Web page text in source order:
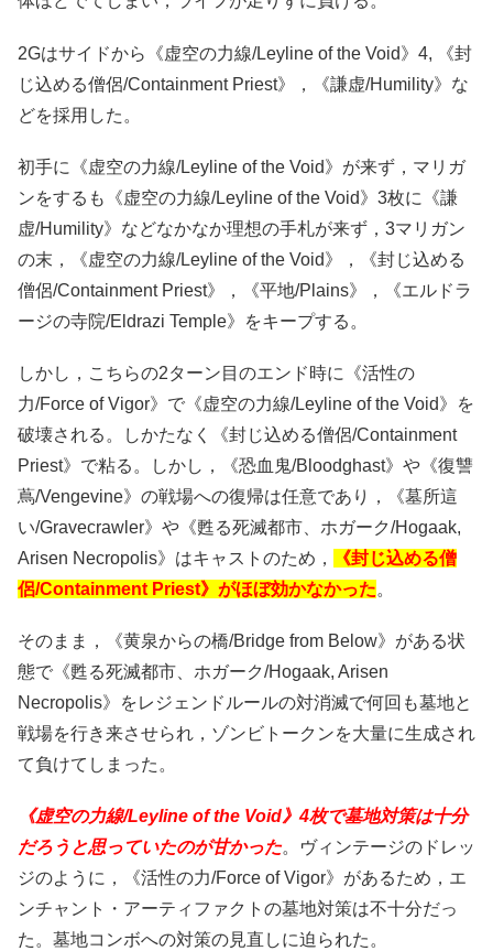
2Gはサイドから《虚空の力線/Leyline of the Void》4, 《封
じ込める僧侶/Containment Priest》，《謙虚/Humility》な
どを採用した。
初手に《虚空の力線/Leyline of the Void》が来ず，マリガ
ンをするも《虚空の力線/Leyline of the Void》3枚に《謙
虚/Humility》などなかなか理想の手札が来ず，3マリガン
の末，《虚空の力線/Leyline of the Void》，《封じ込める
僧侶/Containment Priest》，《平地/Plains》，《エルドラ
ージの寺院/Eldrazi Temple》をキープする。
しかし，こちらの2ターン目のエンド時に《活性の
力/Force of Vigor》で《虚空の力線/Leyline of the Void》を
破壊される。しかたなく《封じ込める僧侶/Containment
Priest》で粘る。しかし，《恐血鬼/Bloodghast》や《復讐
蔦/Vengevine》の戦場への復帰は任意であり，《墓所這
い/Gravecrawler》や《甦る死滅都市、ホガーク/Hogaak,
Arisen Necropolis》はキャストのため，
《封じ込める僧
侶/Containment Priest》がほぼ効かなかった。
そのまま，《黄泉からの橋/Bridge from Below》がある状
態で《甦る死滅都市、ホガーク/Hogaak, Arisen
Necropolis》をレジェンドルールの対消滅で何回も墓地と
戦場を行き来させられ，ゾンビトークンを大量に生成され
て負けてしまった。
《虚空の力線/Leyline of the Void》4枚で墓地対策は十分
だろうと思っていたのが甘かった。ヴィンテージのドレッ
ジのように，《活性の力/Force of Vigor》があるため，エ
ンチャント・アーティファクトの墓地対策は不十分だっ
た。墓地コンボへの対策の見直しに迫られた。